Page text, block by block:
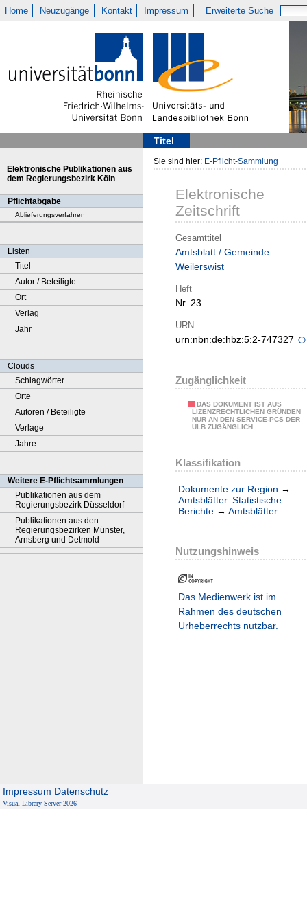
Home Neuzugänge Kontakt Impressum Erweiterte Suche
Titel
Elektronische Publikationen aus
dem Regierungsbezirk Köln
Pflichtabgabe
Ablieferungsverfahren
Listen
Titel
Autor / Beteiligte
Ort
Verlag
Jahr
Clouds
Schlagwörter
Orte
Autoren / Beteiligte
Verlage
Jahre
Weitere E-Pflichtsammlungen
Publikationen aus dem
Regierungsbezirk Düsseldorf
Publikationen aus den
Regierungsbezirken Münster,
Arnsberg und Detmold
Sie sind hier: E-Pflicht-Sammlung
Elektronische
Zeitschrift
Gesamttitel
Amtsblatt / Gemeinde
Weilerswist
Heft
Nr. 23
URN
urn:nbn:de:hbz:5:2-747327
Zugänglichkeit
DAS DOKUMENT IST AUS
LIZENZRECHTLICHEN GRÜNDEN
NUR AN DEN SERVICE-PCS DER
ULB ZUGÄNGLICH.
Klassifikation
Dokumente zur Region →
Amtsblätter. Statistische
Berichte → Amtsblätter
Nutzungshinweis
Das Medienwerk ist im
Rahmen des deutschen
Urheberrechts nutzbar.
Impressum Datenschutz
Visual Library Server 2026